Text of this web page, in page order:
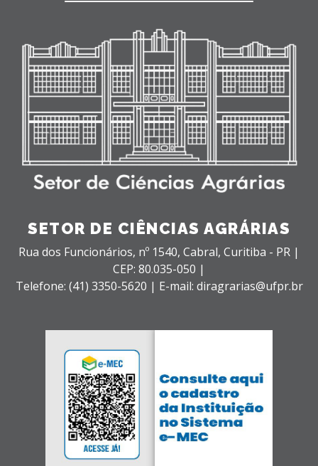
SETOR DE CIÊNCIAS AGRÁRIAS
Rua dos Funcionários, nº 1540, Cabral, Curitiba - PR |
CEP: 80.035-050 |
Telefone: (41) 3350-5620 | E-mail: diragrarias@ufpr.br